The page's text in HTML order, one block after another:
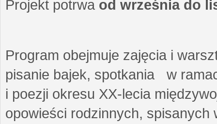
Projekt potrwa od września do
Program obejmuje zajęcia i
pisanie bajek, spotkania w
i poezji okresu XX-lecia
opowieści rodzinnych,